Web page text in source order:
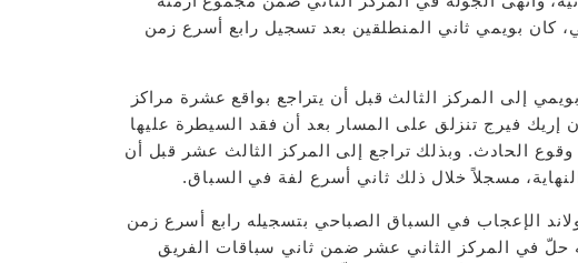
كان بويمي ثاني المنطلقين بعد تسجيل رابع أسرع زمن
إلى المركز الثالث قبل أن يتراجع بواقع عشرة مراكز
إريك فيرج تنزلق على المسار بعد أن فقد السيطرة عليها
الحادث. وبذلك تراجع إلى المركز الثالث عشر قبل أن
مسجلاً خلال ذلك ثاني أسرع لفة في السباق.
الإعجاب في السباق الصباحي بتسجيله رابع أسرع زمن
حلّ في المركز الثاني عشر ضمن ثاني سباقات الفريق